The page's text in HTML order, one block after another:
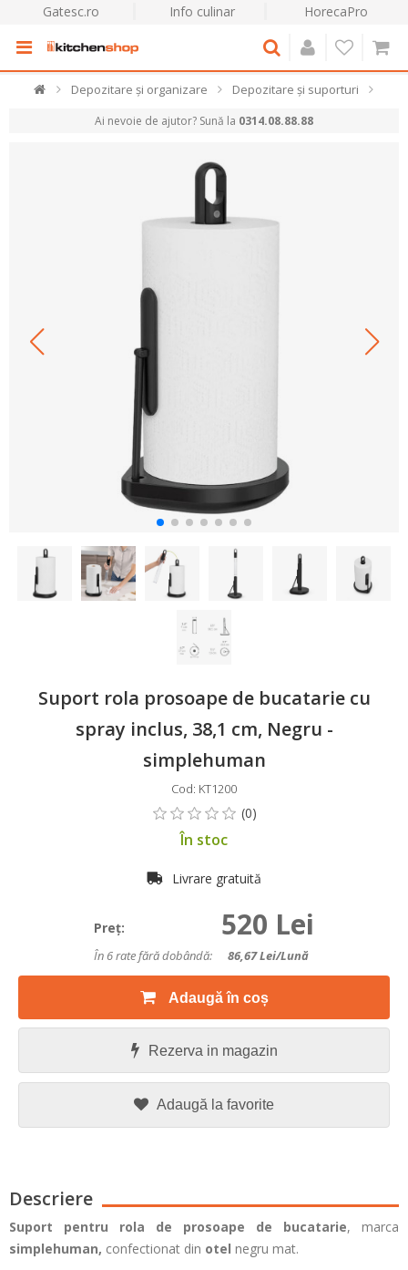
Gatesc.ro Info culinar HorecaPro
Depozitare și organizare Depozitare și suporturi
Ai nevoie de ajutor? Sună la 0314.08.88.88
Suport rola prosoape de bucatarie cu
spray inclus, 38,1 cm, Negru -
simplehuman
Cod: KT1200
În stoc
Livrare gratuită
Preţ: 520 Lei
În 6 rate fără dobândă: 86,67Lei/lună
Adaugă în coș
Rezerva in magazin
Adaugă la favorite
Descriere
Suport pentru rola de prosoape de bucatarie, marca
simplehuman, confectionat din otel negru mat.